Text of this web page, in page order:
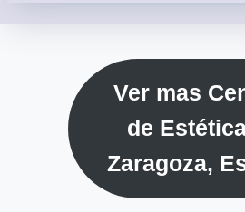
Ver mas
de
Zaragoza,